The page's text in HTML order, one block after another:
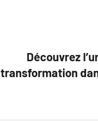
Découvrez
transformation